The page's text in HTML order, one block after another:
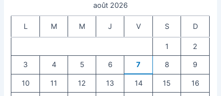
août 2026
L M M J V S D
1 2
3 4 5 6 7 8 9
10 11 12 13 14 15 16